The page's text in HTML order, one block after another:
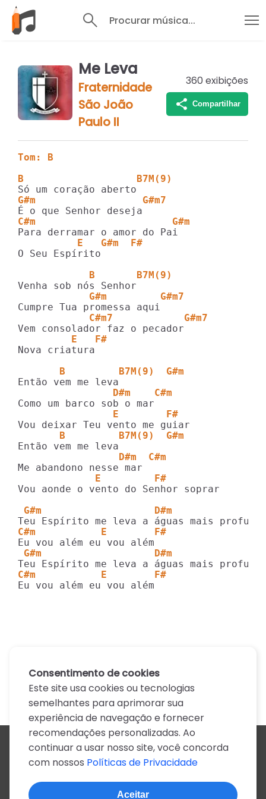
Procurar música...
Me Leva
Fraternidade
São João
Paulo II
360 exibições
Compartilhar
Tom: B
B                   B7M(9)
G#m                  G#m7
C#m                       G#m
          E   G#m  F#
O Seu Espírito
            B       B7M(9)
            G#m         G#m7
            C#m7            G#m7
         E   F#
Nova criatura
       B         B7M(9)  G#m
                D#m    C#m
                E        F#
       B         B7M(9)  G#m
                 D#m  C#m
             E         F#
Vou aonde o vento do Senhor soprar
G#m                   D#m
C#m           E        F#
G#m                   D#m
C#m           E        F#
Eu vou além eu vou além
Todos os artistas
A
B C D E F G H I J
N
O P Q R S T U V W X
Z
0-9
Consentimento de cookies
Este site usa cookies ou tecnologias
semelhantes para aprimorar sua
experiência de navegação e fornecer
recomendações personalizadas. Ao
continuar a usar nosso site, você concorda
com nossos Políticas de Privacidade
Aceitar